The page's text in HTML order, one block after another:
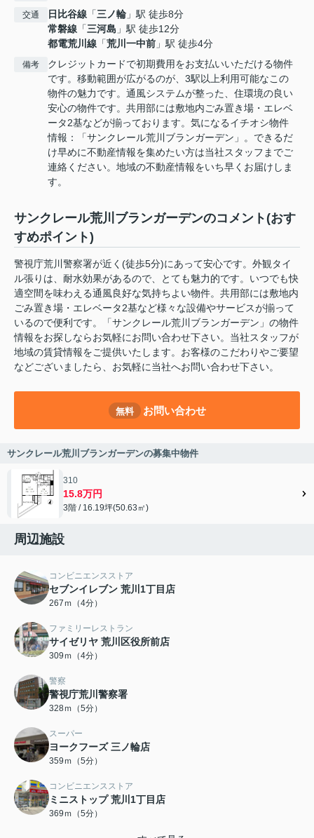
交通 日比谷線 「三ノ輪 」駅 徒歩8分
常磐線 「三河島 」駅 徒歩12分
都電荒川線 「荒川一中前 」駅 徒歩4分
備考
クレジットカードで初期費用をお支払いいただける物件
です。移動範囲が広がるのが、3駅以上利用可能なこの
物件の魅力です。通風システムが整った、住環境の良い
安心の物件です。共用部には敷地内ごみ置き場・エレベ
ータ2基などが揃っております。気になるイチオシ物件
情報：「サンクレール荒川ブランガーデン」。できるだ
け早めに不動産情報を集めたい方は当社スタッフまでご
連絡ください。地域の不動産情報をいち早くお届けしま
す。
サンクレール荒川ブランガーデンのコメント(おす
すめポイント)
警視庁荒川警察署が近く(徒歩5分)にあって安心です。外観タイ
ル張りは、耐水効果があるので、とても魅力的です。いつでも快
適空間を味わえる通風良好な気持ちよい物件。共用部には敷地内
ごみ置き場・エレベータ2基など様々な設備やサービスが揃って
いるので便利です。「サンクレール荒川ブランガーデン」の物件
情報をお探しならお気軽にお問い合わせ下さい。当社スタッフが
地域の賃貸情報をご提供いたします。お客様のこだわりやご要望
などございましたら、お気軽に当社へお問い合わせ下さい。
無料 お問い合わせ
サンクレール荒川ブランガーデンの募集中物件
310
15.8万円
3階 / 16.19坪(50.63㎡)
周辺施設
コンビニエンスストア
セブンイレブン 荒川1丁目店
267ｍ（4分）
ファミリーレストラン
サイゼリヤ 荒川区役所前店
309ｍ（4分）
警察
警視庁荒川警察署
328ｍ（5分）
スーパー
ヨークフーズ 三ノ輪店
359ｍ（5分）
コンビニエンスストア
ミニストップ 荒川1丁目店
369ｍ（5分）